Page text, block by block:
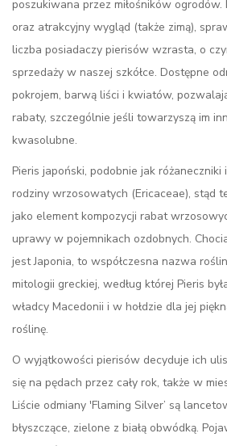
poszukiwana przez miłośników ogrodów.
oraz atrakcyjny wygląd (także zimą),
liczba posiadaczy pierisów wzrasta, o
sprzedaży w naszej szkółce. Dostępne
pokrojem, barwą liści i kwiatów,
rabaty, szczególnie jeśli towarzyszą im
kwasolubne.
Pieris japoński, podobnie jak różaneczniki
rodziny wrzosowatych (Ericaceae), stąd
jako element kompozycji rabat
uprawy w pojemnikach ozdobnych.
jest Japonia, to współczesna nazwa
mitologii greckiej, według której Pieris
władcy Macedonii i w hołdzie dla jej
roślinę.
O wyjątkowości pierisów decyduje ich
się na pędach przez cały rok, także w
Liście odmiany 'Flaming Silver’ są
błyszczące, zielone z białą obwódką.